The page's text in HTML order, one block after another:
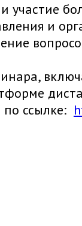
участие
и
ссылке: